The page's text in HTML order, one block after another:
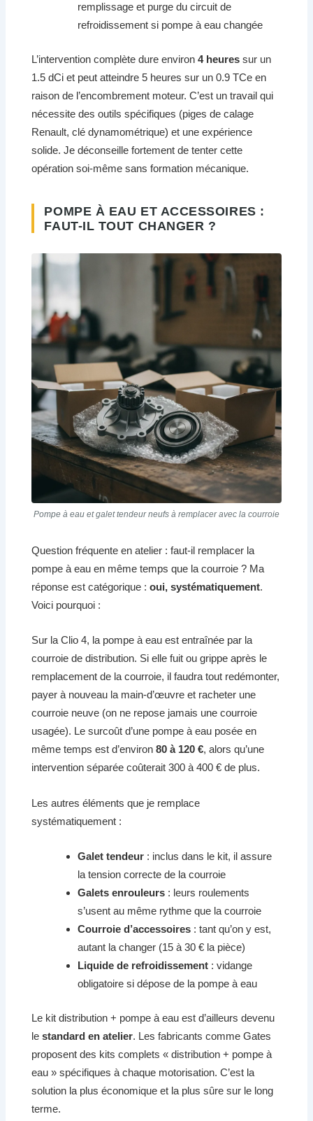
remplissage et purge du circuit de
refroidissement si pompe à eau changée
L’intervention complète dure environ4 heures sur un
1.5 dCi et peut atteindre 5 heures sur un 0.9 TCe en
raison de l’encombrement moteur. C’est un travail qui
nécessite des outils spécifiques (piges de calage
Renault, clé dynamométrique) et une expérience
solide. Je déconseille fortement de tenter cette
opération soi-même sans formation mécanique.
POMPE À EAU ET ACCESSOIRES :
FAUT-IL TOUT CHANGER ?
Pompe à eau et galet tendeur neufs à remplacer avec la courroie
Question fréquente en atelier : faut-il remplacer la
pompe à eau en même temps que la courroie ? Ma
réponse est catégorique :oui, systématiquement.
Voici pourquoi :
Sur la Clio 4, la pompe à eau est entraînée par la
courroie de distribution. Si elle fuit ou grippe après le
remplacement de la courroie, il faudra tout redémonter,
payer à nouveau la main-d’œuvre et racheter une
courroie neuve (on ne repose jamais une courroie
usagée). Le surcoût d’une pompe à eau posée en
même temps est d’environ80 à 120 €, alors qu’une
intervention séparée coûterait 300 à 400 € de plus.
Les autres éléments que je remplace
systématiquement :
Galet tendeur : inclus dans le kit, il assure
la tension correcte de la courroie
Galets enrouleurs : leurs roulements
s’usent au même rythme que la courroie
Courroie d’accessoires : tant qu’on y est,
autant la changer (15 à 30 € la pièce)
Liquide de refroidissement : vidange
obligatoire si dépose de la pompe à eau
Le kit distribution + pompe à eau est d’ailleurs devenu
lestandard en atelier. Les fabricants comme Gates
proposent des kits complets « distribution + pompe à
eau » spécifiques à chaque motorisation. C’est la
solution la plus économique et la plus sûre sur le long
terme.